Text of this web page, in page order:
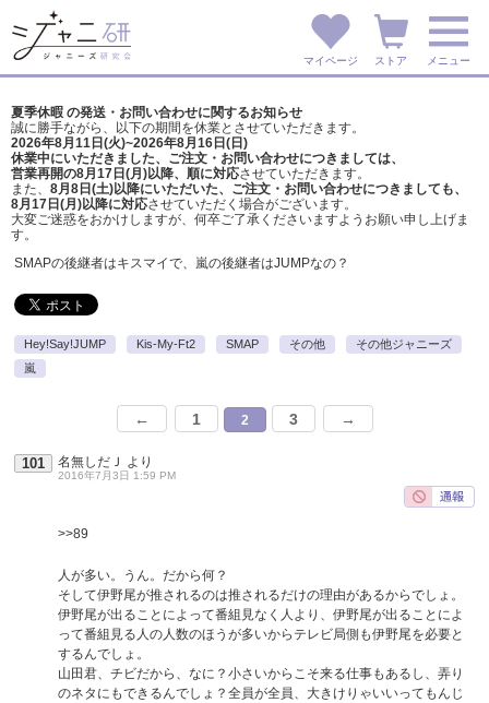
マイページ ストア メニュー
夏季休暇 の発送・お問い合わせに関するお知らせ
誠に勝手ながら、以下の期間を休業とさせていただきます。
2026年8月11日(火)~2026年8月16日(日)
休業中にいただきました、ご注文・お問い合わせにつきましては、
営業再開の8月17日(月)以降、順に対応させていただきます。
また、 8月8日(土)以降にいただいた、ご注文・ お問い合わせにつきましても、
8月17日(月)以降に対応させていただく場合がございます。
大変ご迷惑をおかけしますが、 何卒ご了承くださいますようお願い申し上げま
す。
SMAPの後継者はキスマイで、嵐の後継者はJUMPなの？
Hey!Say!JUMP Kis-My-Ft2 SMAP その他
その他ジャニーズ
嵐
← 1 2 3 →
101 名無しだＪ より
2016年7月3日 1:59 PM
>>89
人が多い。うん。だから何？
そして伊野尾が推されるのは推されるだけの理由があるからでしょ。
伊野尾が出ることによって番組見なく人より、伊野尾が出ることによ
って番組見る人の人数のほうが多いからテレビ局側も伊野尾を必要と
するんでしょ。
山田君、チビだから、なに？小さいからこそ来る仕事もあるし、弄り
のネタにもできるんでしょ？全員が全員、大きけりゃいいってもんじ